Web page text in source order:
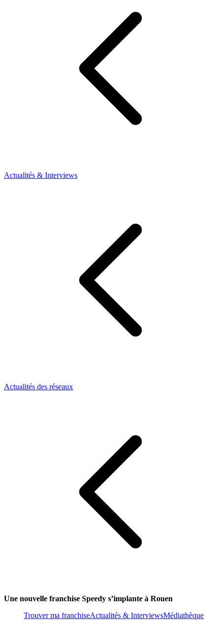
Actualités & Interviews
Actualités des réseaux
Une nouvelle franchise Speedy s’implante à Rouen
Trouver ma franchiseActualités & InterviewsMédiathèque